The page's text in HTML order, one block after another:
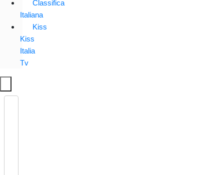
Classifica
Italiana
Kiss
Kiss
Italia
Tv